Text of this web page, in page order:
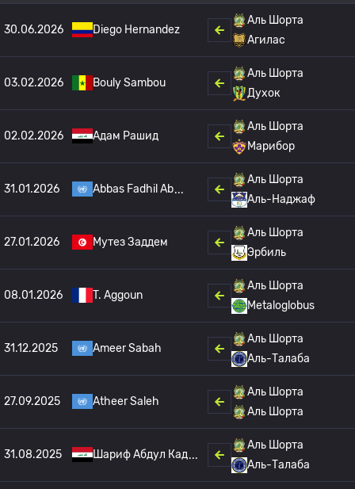
30.06.2026 Diego Hernandez
Аль Шорта
Агилас
03.02.2026 Bouly Sambou
Аль Шорта
Духок
02.02.2026 Адам Рашид
Аль Шорта
Марибор
31.01.2026 Abbas Fadhil Ab
Аль Шорта
Аль-Наджаф
27.01.2026 Мутез Заддем
Аль Шорта
Эрбиль
08.01.2026 T. Aggoun
Аль Шорта
Metaloglobus
31.12.2025 Ameer Sabah
Аль Шорта
Аль-Талаба
27.09.2025 Atheer Saleh
Аль Шорта
Аль Шорта
31.08.2025 Шариф Абдул Кад
Аль Шорта
Аль-Талаба